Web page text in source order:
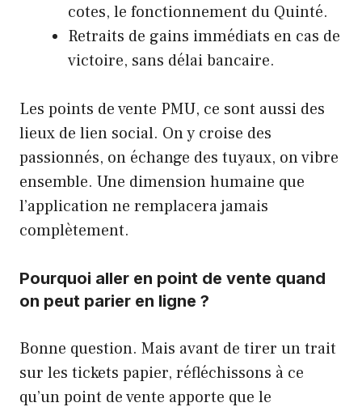
cotes, le fonctionnement du Quinté.
Retraits de gains immédiats en cas de
victoire, sans délai bancaire.
Les points de vente PMU, ce sont aussi des
lieux de lien social. On y croise des
passionnés, on échange des tuyaux, on vibre
ensemble. Une dimension humaine que
l’application ne remplacera jamais
complètement.
Pourquoi aller en point de vente quand
on peut parier en ligne ?
Bonne question. Mais avant de tirer un trait
sur les tickets papier, réfléchissons à ce
qu’un point de vente apporte que le